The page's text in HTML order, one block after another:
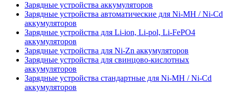
Зарядные устройства аккумуляторов
Зарядные устройства автоматические для Ni-MH / Ni-Cd
аккумуляторов
Зарядные устройства для Li-ion, Li-pol, Li-FePO4
аккумуляторов
Зарядные устройства для Ni-Zn аккумуляторов
Зарядные устройства для свинцово-кислотных
аккумуляторов
Зарядные устройства стандартные для Ni-MH / Ni-Cd
аккумуляторов